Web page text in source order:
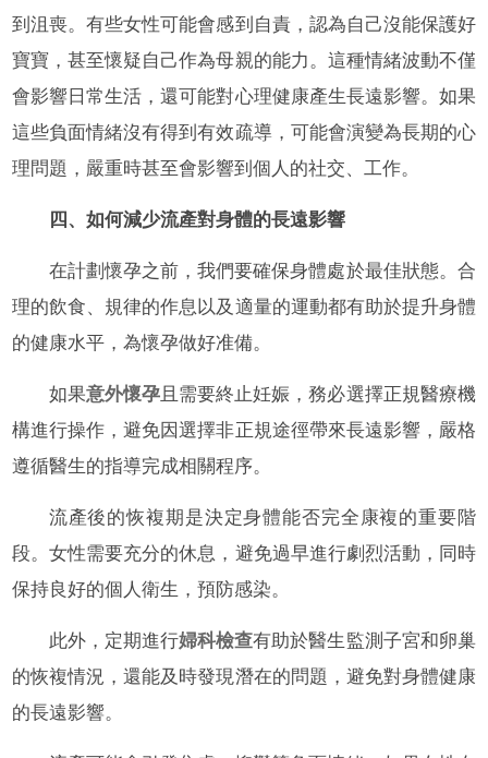
到沮喪。有些女性可能會感到自責，認為自己沒能保護好
寶寶，甚至懷疑自己作為母親的能力。這種情緒波動不僅
會影響日常生活，還可能對心理健康產生長遠影響。如果
這些負面情緒沒有得到有效疏導，可能會演變為長期的心
理問題，嚴重時甚至會影響到個人的社交、工作。
四、如何減少流產對身體的長遠影響
在計劃懷孕之前，我們要確保身體處於最佳狀態。合
理的飲食、規律的作息以及適量的運動都有助於提升身體
的健康水平，為懷孕做好准備。
如果意外懷孕 且需要終止妊娠，務必選擇正規醫療機
構進行操作，避免因選擇非正規途徑帶來長遠影響，嚴格
遵循醫生的指導完成相關程序。
流產後的恢複期是決定身體能否完全康複的重要階
段。女性需要充分的休息，避免過早進行劇烈活動，同時
保持良好的個人衛生，預防感染。
此外，定期進行婦科檢查有助於醫生監測子宮和卵巢
的恢複情況，還能及時發現潛在的問題，避免對身體健康
的長遠影響。